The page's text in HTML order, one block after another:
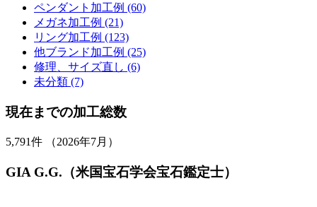
ペンダント加工例 (60)
メガネ加工例 (21)
リング加工例 (123)
他ブランド加工例 (25)
修理、サイズ直し (6)
未分類 (7)
現在までの加工総数
5,791件 （2026年7月）
GIA G.G.（米国宝石学会宝石鑑定士）